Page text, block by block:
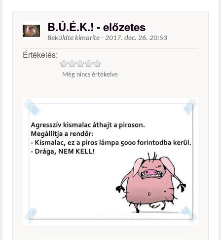
B.Ú.É.K.! - előzetes
Beküldte kimarite - 2017. dec. 26. 20:53
Értékelés:
Még nincs értékelve